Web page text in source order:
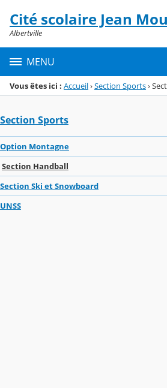
Menu de la rubrique
Contenu
Cité scolaire Jean
Albertville
MENU
Vous êtes ici : Accueil›Section Sports›
Section Sports
Option Montagne
Section Handball
Section Ski et Snowboard
UNSS